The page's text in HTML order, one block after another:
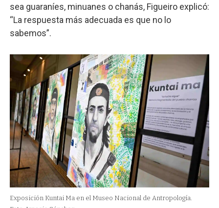
sea guaraníes, minuanes o chanás, Figueiro explicó:
“La respuesta más adecuada es que no lo
sabemos”.
Exposición Kuntai Ma en el Museo Nacional de Antropología.